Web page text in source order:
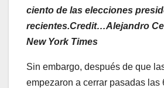
ciento de las elecciones
recientes.Credit…Alejandro
New York Times
Sin embargo, después de que
empezaron a cerrar pasadas las